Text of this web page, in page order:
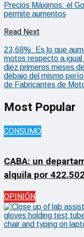
Precios Máximos: el
permite aumentos
Read Next
23,68%: Es lo que
motos respecto a igual
diez primeros meses
debajo del mismo
de Fabricantes de
Most Popular
CONSUMO
CABA: un
alquila por
OPINIÓN